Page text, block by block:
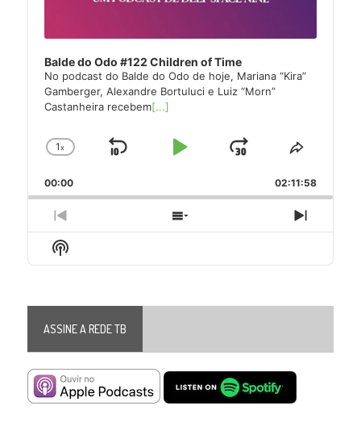
Balde do Odo #122 Children of Time
No podcast do Balde do Odo de hoje, Mariana “Kira”
Gamberger, Alexandre Bortuluci e Luiz “Morn”
Castanheira recebem[...]
Change
Rate
1x
Skip
Play
Jump
Forward
Share
Episode
00:00 02:11:58
Previous
Episode
Show
Episodes
Next
Episode
Show
Podcast
ASSINE A REDE TB